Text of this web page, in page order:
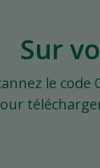
Sur
le